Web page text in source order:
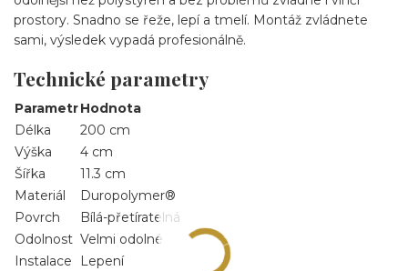
prostory. Snadno se řeže, lepí a tmelí. Montáž zvládnete
sami, výsledek vypadá profesionálně.
Technické parametry
ParametrHodnota
Délka
200 cm
Výška
4 cm
Šířka
11.3 cm
Materiál
Duropolymer®
Povrch
Bílá-přetíratelná
Odolnost Velmi odolné
Instalace
Lepení